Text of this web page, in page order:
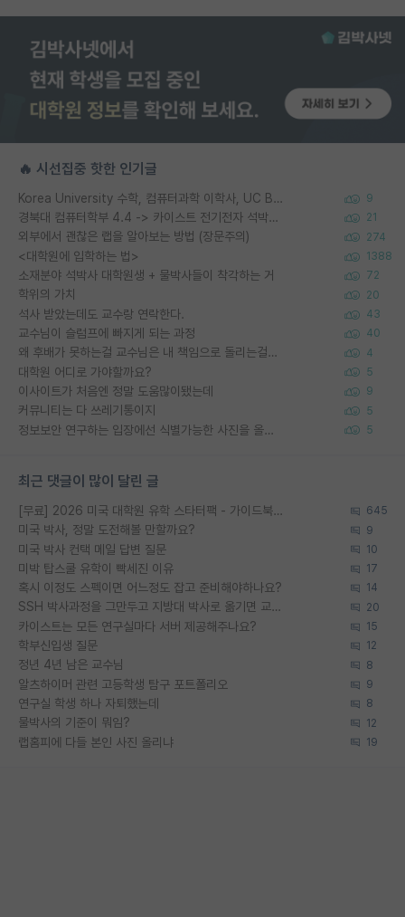
🔥 시선집중 핫한 인기글
Korea University 수학, 컴퓨터과학 이학사, UC Berkeley 산업공학 대학원 공학박사가 되는 것은 쉽지 않겠죠? 9
경북대 컴퓨터학부 4.4 -> 카이스트 전기전자 석박사통합과정 합격 21
외부에서 괜찮은 랩을 알아보는 방법 (장문주의) 274
<대학원에 입학하는 법> 1388
소재분야 석박사 대학원생 + 물박사들이 착각하는 거 72
학위의 가치 20
석사 받았는데도 교수랑 연락한다. 43
교수님이 슬럼프에 빠지게 되는 과정 40
왜 후배가 못하는걸 교수님은 내 책임으로 돌리는걸까요? 4
대학원 어디로 가야할까요? 5
이사이트가 처음엔 정말 도움많이됐는데 9
커뮤니티는 다 쓰레기통이지 5
정보보안 연구하는 입장에선 식별가능한 사진을 올리는건 비추이긴함 5
최근 댓글이 많이 달린 글
[무료] 2026 미국 대학원 유학 스타터팩 - 가이드북 & 합격자 컨택메일 템플릿 645
미국 박사, 정말 도전해볼 만할까요? 9
미국 박사 컨택 메일 답변 질문 10
미박 탑스쿨 유학이 빡세진 이유 17
혹시 이정도 스펙이면 어느정도 잡고 준비해야하나요? 14
SSH 박사과정을 그만두고 지방대 박사로 옮기면 교수의 꿈은 끝일까요? 20
카이스트는 모든 연구실마다 서버 제공해주나요? 15
학부신입생 질문 12
정년 4년 남은 교수님 8
알츠하이머 관련 고등학생 탐구 포트폴리오 9
연구실 학생 하나 자퇴했는데 8
물박사의 기준이 뭐임? 12
랩홈피에 다들 본인 사진 올리냐 19